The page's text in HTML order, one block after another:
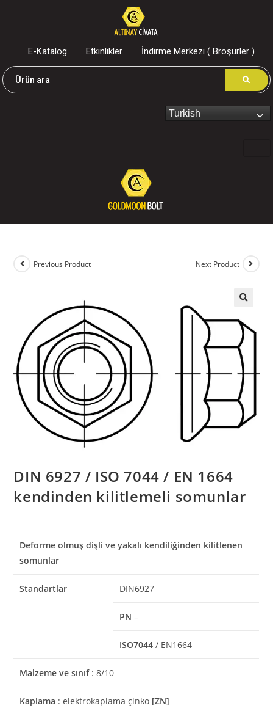
E-Katalog Etkinlikler İndirme Merkezi ( Broşürler )
Turkish
Previous Product Next Product
DIN 6927 / ISO 7044 / EN 1664
kendinden kilitlemeli somunlar
Deforme olmuş dişli ve yakalı kendiliğinden kilitlenen
somunlar
Standartlar DIN6927
PN –
ISO7044 / EN1664
Malzeme ve sınıf: 8/10
Kaplama : elektrokaplama çinko [ZN]